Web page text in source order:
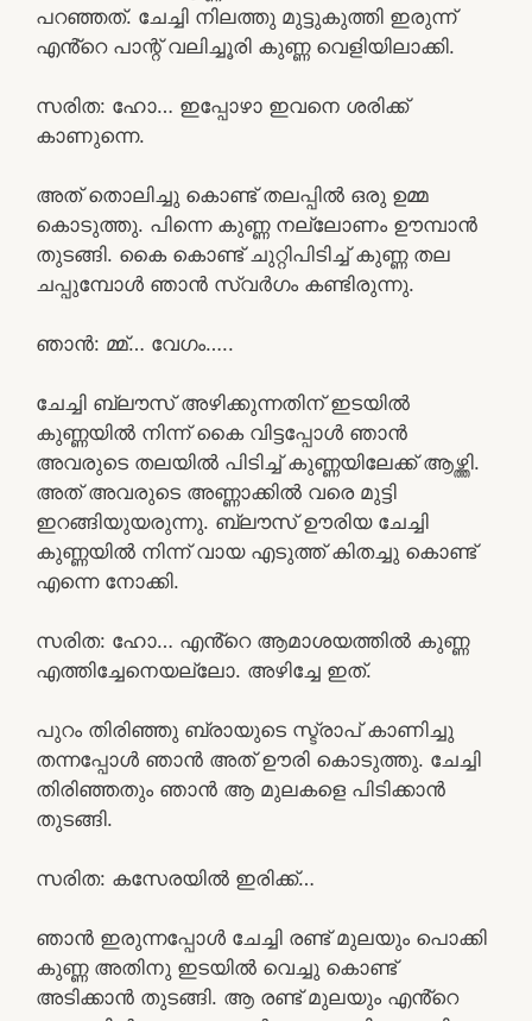
പറഞ്ഞത്. ചേച്ചി നിലത്തു മുട്ടുകുത്തി ഇരുന്ന്
എൻ്റെ പാന്റ് വലിച്ചൂരി കുണ്ണ വെളിയിലാക്കി.
സരിത: ഹോ… ഇപ്പോഴാ ഇവനെ ശരിക്ക്
കാണുന്നെ.
അത് തൊലിച്ചു കൊണ്ട് തലപ്പിൽ ഒരു ഉമ്മ
കൊടുത്തു. പിന്നെ കുണ്ണ നല്ലോണം ഊമ്പാൻ
തുടങ്ങി. കൈ കൊണ്ട് ചുറ്റിപിടിച്ച് കുണ്ണ തല
ചപ്പുമ്പോൾ ഞാൻ സ്വർഗം കണ്ടിരുന്നു.
ഞാൻ: മ്മ്… വേഗം…..
ചേച്ചി ബ്ലൗസ് അഴിക്കുന്നതിന് ഇടയിൽ
കുണ്ണയിൽ നിന്ന് കൈ വിട്ടപ്പോൾ ഞാൻ
അവരുടെ തലയിൽ പിടിച്ച് കുണ്ണയിലേക്ക് ആഴ്ത്തി.
അത് അവരുടെ അണ്ണാക്കിൽ വരെ മുട്ടി
ഇറങ്ങിയുയരുന്നു. ബ്ലൗസ് ഊരിയ ചേച്ചി
കുണ്ണയിൽ നിന്ന് വായ എടുത്ത് കിതച്ചു കൊണ്ട്
എന്നെ നോക്കി.
സരിത: ഹോ… എൻ്റെ ആമാശയത്തിൽ കുണ്ണ
എത്തിച്ചേനെയല്ലോ. അഴിച്ചേ ഇത്.
പുറം തിരിഞ്ഞു ബ്രായുടെ സ്ട്രാപ് കാണിച്ചു
തന്നപ്പോൾ ഞാൻ അത് ഊരി കൊടുത്തു. ചേച്ചി
തിരിഞ്ഞതും ഞാൻ ആ മുലകളെ പിടിക്കാൻ
തുടങ്ങി.
സരിത: കസേരയിൽ ഇരിക്ക്…
ഞാൻ ഇരുന്നപ്പോൾ ചേച്ചി രണ്ട് മുലയും പൊക്കി
കുണ്ണ അതിനു ഇടയിൽ വെച്ചു കൊണ്ട്
അടിക്കാൻ തുടങ്ങി. ആ രണ്ട് മുലയും എൻ്റെ